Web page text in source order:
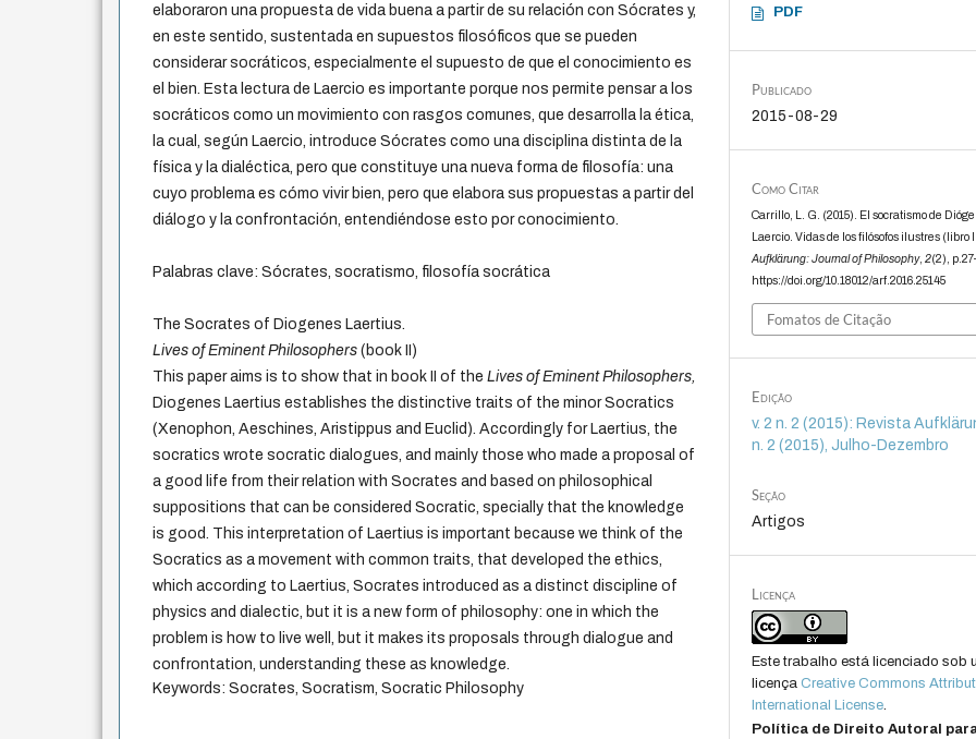
elaboraron una propuesta de vida buena a partir de su relación con Sócrates y,
en este sentido, sustentada en supuestos filosóficos que se pueden
considerar socráticos, especialmente el supuesto de que el conocimiento es
el bien. Esta lectura de Laercio es importante porque nos permite pensar a los
socráticos como un movimiento con rasgos comunes, que desarrolla la ética,
la cual, según Laercio, introduce Sócrates como una disciplina distinta de la
física y la dialéctica, pero que constituye una nueva forma de filosofía: una
cuyo problema es cómo vivir bien, pero que elabora sus propuestas a partir del
diálogo y la confrontación, entendiéndose esto por conocimiento.
Palabras clave: Sócrates, socratismo, filosofía socrática
The Socrates of Diogenes Laertius.
Lives of Eminent Philosophers(book
II)
This paper aims is to show that in book II of theLives of Eminent Philosophers,
Diogenes Laertius establishes the distinctive traits of the minor Socratics
(Xenophon, Aeschines, Aristippus and Euclid). Accordingly for Laertius, the
socratics wrote socratic dialogues, and mainly those who made a proposal of
a good life from their relation with Socrates and based on philosophical
suppositions that can be considered Socratic, specially that the knowledge
is good. This interpretation of Laertius is important because we think of the
Socratics as a movement with common traits, that developed the ethics,
which according to Laertius, Socrates introduced as a distinct discipline of
physics and dialectic, but it is a new form of philosophy: one in which the
problem is how to live well, but it makes its proposals through dialogue and
confrontation, understanding these as knowledge.
Keywords: Socrates, Socratism, Socratic Philosophy
PDF
Publicado
2015-08-29
Como Citar
Carrillo, L. G. (2015). El socratismo de
Laercio. Vidas de los filósofos ilustres (libro
Aufklärung: Journal of Philosophy,2(2),
https://doi.org/10.18012/arf.2016.25145
Fomatos de Citação
Edição
v. 2 n. 2 (2015): Revista
n. 2 (2015), Julho-Dezembro
Seção
Artigos
Licença
Este trabalho está licenciado sob
licençaCreative Commons
International License.
Política de Direito Autoral